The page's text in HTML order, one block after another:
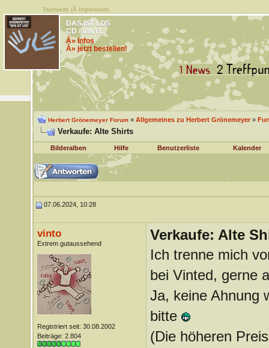
Startseite |Â Impressum
DAS IST LOS
CD / VINYL
Â» Infos
Â» jetzt bestellen!
Herbert Grönemeyer Forum» Allgemeines zu Herbert Grönemeyer»
Verkaufe: Alte Shirts
Bilderalben Hilfe Benutzerliste Kalender
07.06.2024, 10:28
vinto
Extrem gutaussehend
Registriert seit: 30.08.2002
Beiträge: 2.804
Verkaufe: Alte
Ich trenne mich
bei Vinted, gerne
Ja, keine Ahnung
bitte
(Die höheren